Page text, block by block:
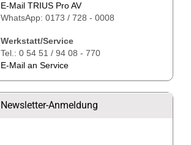
E-Mail TRIUS Pro AV
WhatsApp: 0173 / 728 - 0008
Werkstatt/Service
Tel.: 0 54 51 / 94 08 - 770
E-Mail an Service
Newsletter-Anmeldung